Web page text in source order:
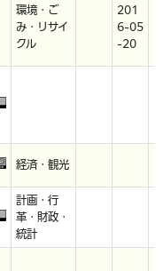
環境・ご
み・リサイ
クル
201
6-05
-20
経済・観光
計画・行
革・財政・
統計